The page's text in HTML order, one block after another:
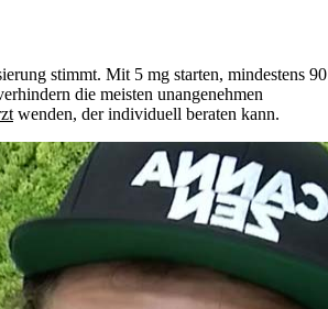
stimmt. Mit 5 mg starten, mindestens 90
die meisten unangenehmen
wenden, der individuell beraten kann.